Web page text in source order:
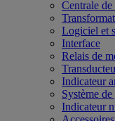
Centrale de
Logiciel et
Interface
Relais de
Indicateur
Système
Indicateur